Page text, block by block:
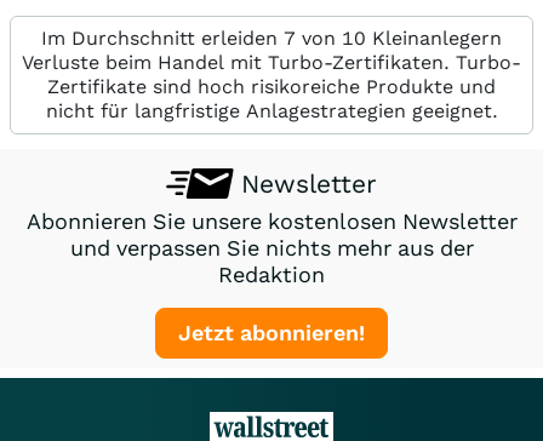
Im Durchschnitt erleiden 7 von 10 Kleinanlegern
Verluste beim Handel mit Turbo-Zertifikaten. Turbo-
Zertifikate sind hoch risikoreiche Produkte und
nicht für langfristige Anlagestrategien geeignet.
Newsletter
Abonnieren Sie unsere kostenlosen Newsletter
und verpassen Sie nichts mehr aus der
Redaktion
Jetzt abonnieren!